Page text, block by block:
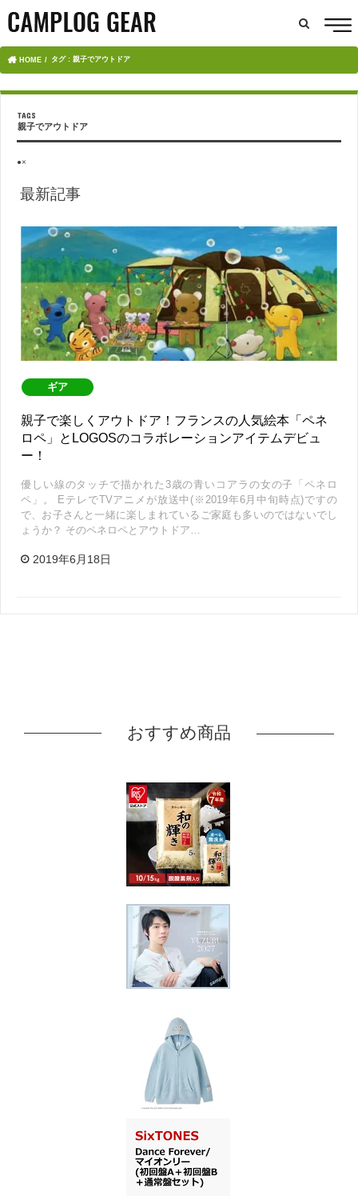
HOME タグ : 親子でアウトドア
親子でアウトドア
●×
最新記事
ギア
親子で楽しくアウトドア！フランスの人気絵本「ペネ
ロペ」とLOGOSのコラボレーションアイテムデビュ
ー！
優しい線のタッチで描かれた3歳の青いコアラの女の子「ペネロ
ペ」。 EテレでTVアニメが放送中(※2019年6月中旬時点)ですの
で、お子さんと一緒に楽しまれているご家庭も多いのではないでし
ょうか？ そのペネロペとアウトドア…
2019年6月18日
おすすめ商品